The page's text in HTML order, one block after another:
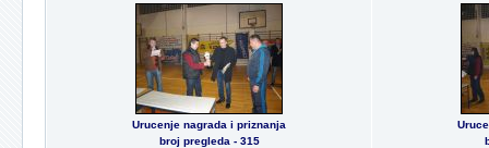
Urucenje nagrada i priznanja
broj pregleda - 315